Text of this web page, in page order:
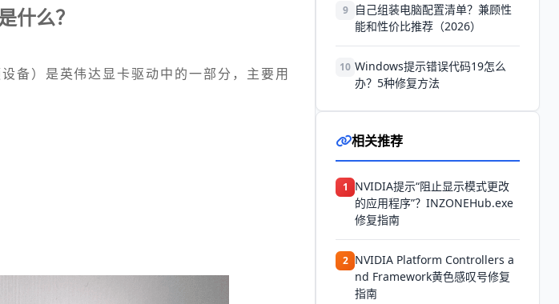
么？
备）是英伟达显卡驱动中的一部分，主要用
9
自己组装电脑配置清单？兼顾性
能和性价比推荐（2026）
10 Windows提示错误代码19怎么
办？5种修复方法
相关推荐
1
NVIDIA提示“阻止显示模式更改
的应用程序”？INZONEHub.exe
修复指南
2 NVIDIA Platform Controllers a
nd Framework黄色感叹号修复
指南